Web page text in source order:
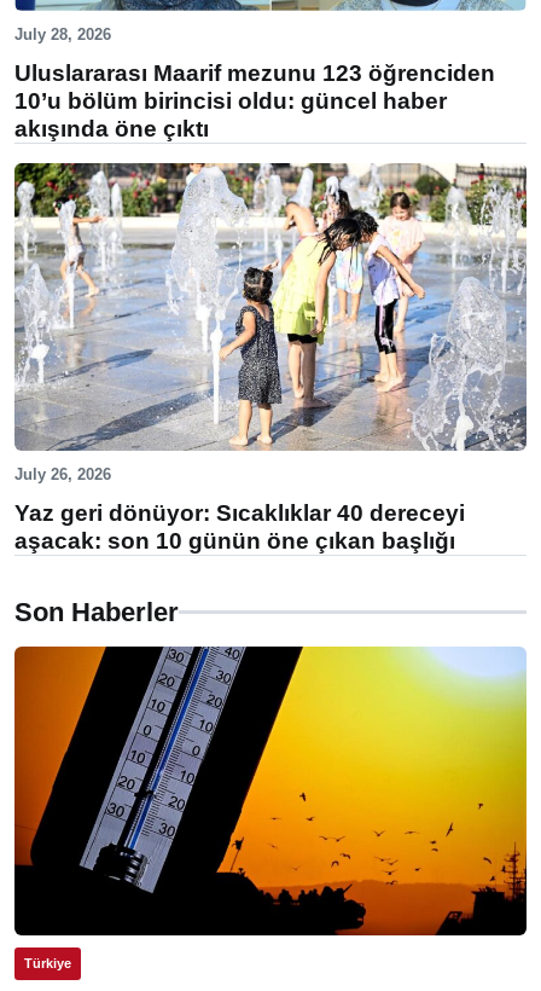
July 28, 2026
Uluslararası Maarif mezunu 123 öğrenciden
10’u bölüm birincisi oldu: güncel haber
akışında öne çıktı
July 26, 2026
Yaz geri dönüyor: Sıcaklıklar 40 dereceyi
aşacak: son 10 günün öne çıkan başlığı
Son Haberler
Türkiye